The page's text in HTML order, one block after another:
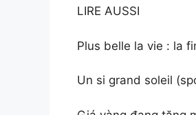
LIRE AUSSI
Plus belle la vie : la
Un si grand soleil